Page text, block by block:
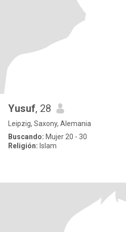
Yusuf, 28
Leipzig, Saxony, Alemania
Buscando: Mujer 20 - 30
Religión: Islam